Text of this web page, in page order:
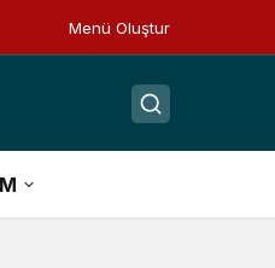
Menü Oluştur